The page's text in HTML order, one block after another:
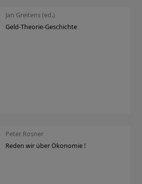
Jan Greitens (ed.)
Geld-Theorie-Geschichte
Peter Rosner
Reden wir über Ökonomie !